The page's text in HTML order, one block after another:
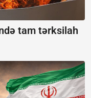
tam tərksilah